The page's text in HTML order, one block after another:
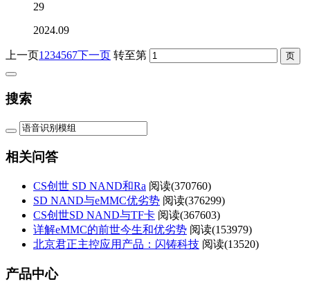
29
2024.09
上一页1 234567下一页 转至第
搜索
相关问答
CS创世 SD NAND和Ra 阅读(370760)
SD NAND与eMMC优劣势 阅读(376299)
CS创世SD NAND与TF卡 阅读(367603)
详解eMMC的前世今生和优劣势 阅读(153979)
北京君正主控应用产品：闪铸科技 阅读(13520)
产品中心